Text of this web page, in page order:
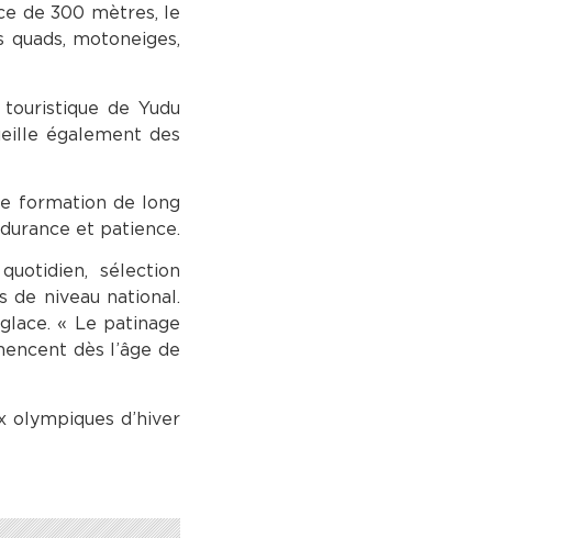
de 300 mètres, le
motoneiges,
de Yudu
également des
formation de long
et patience.
sélection
de niveau national.
« Le patinage
dès l’âge de
olympiques d’hiver